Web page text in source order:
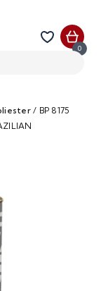
0
/ BP 8175